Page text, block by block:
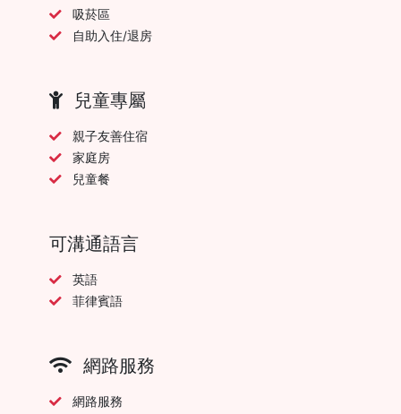
吸菸區
自助入住/退房
兒童專屬
親子友善住宿
家庭房
兒童餐
可溝通語言
英語
菲律賓語
網路服務
網路服務